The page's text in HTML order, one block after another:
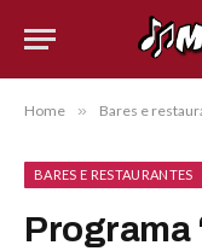
Home » Bares e
BARES E RESTAURANTES
Programa